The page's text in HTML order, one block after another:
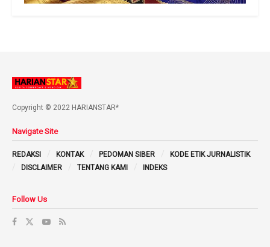
Copyright © 2022 HARIANSTAR*
Navigate Site
REDAKSI KONTAK PEDOMAN SIBER
KODE ETIK JURNALISTIK
DISCLAIMER
TENTANG KAMI INDEKS
Follow Us